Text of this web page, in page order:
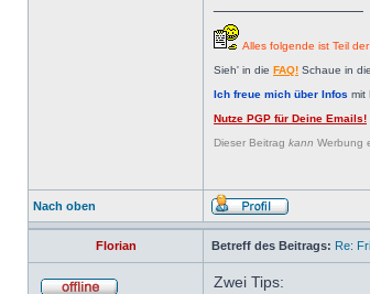
Alles folgende ist Teil
Sieh' in die FAQ! Schaue in die
Ich freue mich über Infos mit
Nutze PGP für Deine Emails!
Dieser Beitrag kann Werbung
Nach oben
Florian Betreff des Beitrags: Re:
Zwei Tips: